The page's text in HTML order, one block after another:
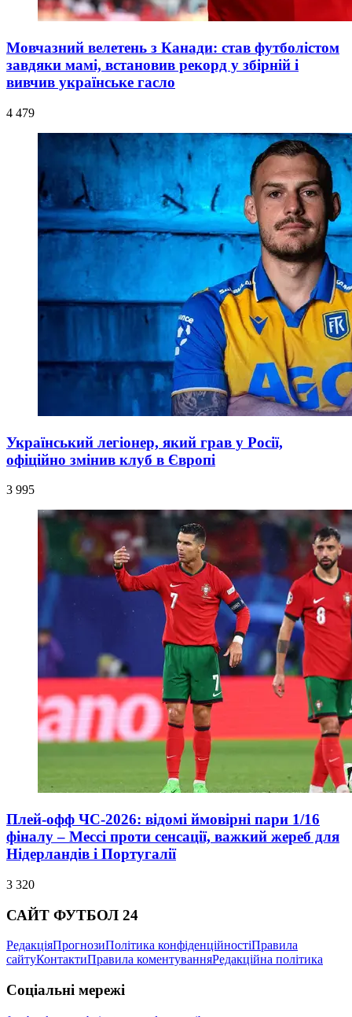
Мовчазний велетень з Канади: став футболістом
завдяки мамі, встановив рекорд у збірній і
вивчив українське гасло
4 479
Український легіонер, який грав у Росії,
офіційно змінив клуб в Європі
3 995
Плей-офф ЧС-2026: відомі ймовірні пари 1/16
фіналу – Мессі проти сенсації, важкий жереб для
Нідерландів і Португалії
3 320
САЙТ ФУТБОЛ 24
РедакціяПрогнозиПолітика конфіденційностіПравила
сайтуКонтактиПравила коментуванняРедакційна політика
Соціальні мережі